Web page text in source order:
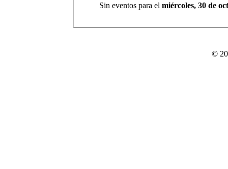
Sin eventos para el miércoles, 30 de
©